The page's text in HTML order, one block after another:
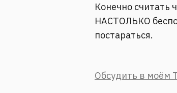
Конечно считать
НАСТОЛЬКО
постараться.
Обсудить в моём